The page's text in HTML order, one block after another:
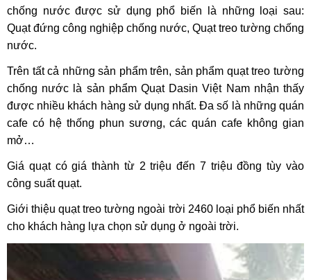
chống nước được sử dụng phổ biến là những loại sau:
Quạt đứng công nghiệp chống nước, Quạt treo tường chống
nước.
Trên tất cả những sản phẩm trên, sản phẩm quạt treo tường
chống nước là sản phẩm Quạt Dasin Việt Nam nhận thấy
được nhiều khách hàng sử dụng nhất. Đa số là những quán
cafe có hệ thống phun sương, các quán cafe không gian
mở…
Giá quạt có giá thành từ 2 triệu đến 7 triệu đồng tùy vào
công suất quạt.
Giới thiệu quạt treo tường ngoài trời 2460 loại phổ biến nhất
cho khách hàng lựa chọn sử dụng ở ngoài trời.